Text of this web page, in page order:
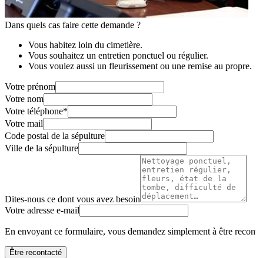
Dans quels cas faire cette demande ?
Vous habitez loin du cimetière.
Vous souhaitez un entretien ponctuel ou régulier.
Vous voulez aussi un fleurissement ou une remise au propre.
Votre prénom
Votre nom
Votre téléphone*
Votre mail
Code postal de la sépulture
Ville de la sépulture
Dites-nous ce dont vous avez besoin
Votre adresse e-mail
En envoyant ce formulaire, vous demandez simplement à être
Être recontacté